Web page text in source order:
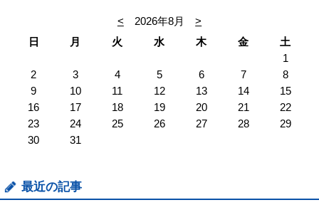
< 2026年8月
>
日
月 火 水 木 金
土
1
2
3 4 5 6 7
8
9
10 11 12 13 14
15
16
17 18 19 20 21
22
23
24 25 26 27 28
29
30
31
最近の記事